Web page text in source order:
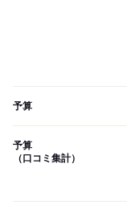
予算
予算
（口コミ集計）